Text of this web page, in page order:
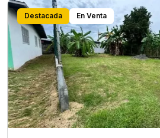
Destacada En Venta